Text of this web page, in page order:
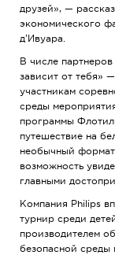
друзей», —
экономического
д’Ивуара.
В числе
зависит от тебя»
участникам
среды
программы
путешествие на
необычный формат
возможность
главными
Компания Philips
турнир среди
производителем
безопасной среды